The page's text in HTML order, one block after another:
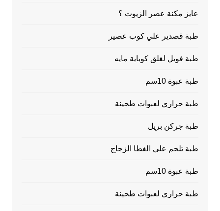
عايز مكنة عصر الزيوت ؟
طبة قصدير علي كوب عصير
طبة فويل لغلق كوباية مايه
طبة عبوة 10سم
طبة حراري لعبوات طحينة
طبة جركن بريل
طبة تلحم علي الغطا الزجاج
طبة عبوة 10سم
طبة حراري لعبوات طحينة